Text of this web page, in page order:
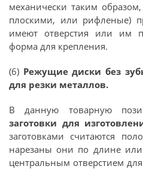
механически таким
плоскими, или рифленые)
имеют отверстия или им
форма для крепления.
(6) Режущие диски без
для резки металлов.
В данную товарную
заготовки для
заготовками считаются
нарезаны они по длине
центральным отверстием